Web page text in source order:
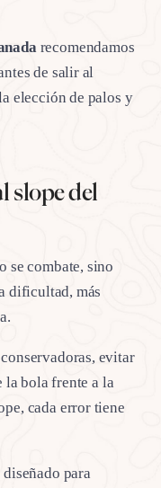
recomendamos
de salir al
elección de palos y
slope del
se combate, sino
dificultad, más
evitar
bola frente a la
cada error tiene
para